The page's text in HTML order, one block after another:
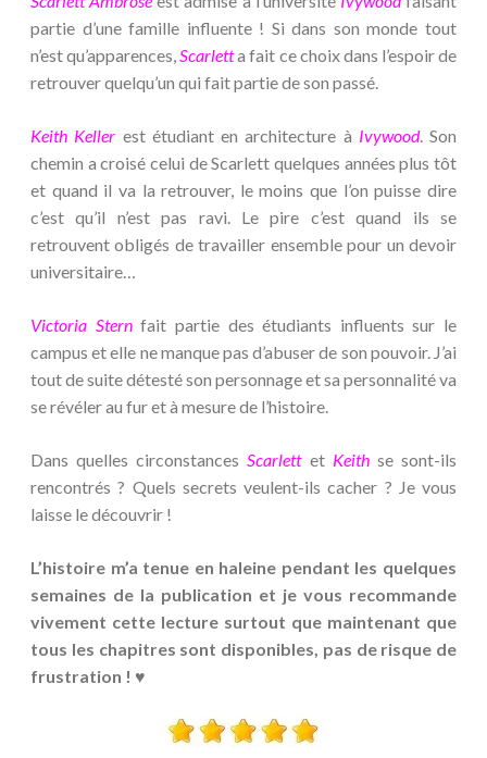
partie d’une famille influente ! Si dans son monde tout
n’est qu’apparences,Scarletta fait ce choix dans l’espoir de
retrouver quelqu’un qui fait partie de son passé.
Keith Keller est étudiant en architecture à Ivywood. Son
chemin a croisé celui de Scarlett quelques années plus tôt
et quand il va la retrouver, le moins que l’on puisse dire
c’est qu’il n’est pas ravi. Le pire c’est quand ils se
retrouvent obligés de travailler ensemble pour un devoir
universitaire…
Victoria Sternfait partie des étudiants influents sur le
campus et elle ne manque pas d’abuser de son pouvoir. J’ai
tout de suite détesté son personnage et sa personnalité va
se révéler au fur et à mesure de l’histoire.
Dans quelles circonstancesScarlettet Keithse sont-ils
rencontrés ? Quels secrets veulent-ils cacher ? Je vous
laisse le découvrir !
L’histoire m’a tenue en haleine pendant les quelques
semaines de la publication et je vous recommande
vivement cette lecture surtout que maintenant que
tous les chapitres sont disponibles, pas de risque de
frustration ! ♥